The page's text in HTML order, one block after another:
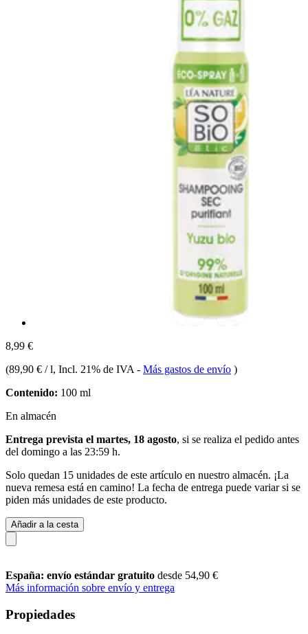
8,99 €
(89,90 € / l, Incl. 21% de IVA - Más gastos de envío )
Contenido: 100 ml
En almacén
Entrega prevista el martes, 18 agosto, si se realiza el pedido antes
del domingo a las 23:59 h.
Solo quedan 15 unidades de este artículo en nuestro almacén. ¡La
nueva remesa está en camino! La fecha de entrega puede variar si se
piden más unidades de este producto.
Añadir a la cesta
España: envío estándar gratuito desde 54,90 €
Más información sobre envío y entrega
Propiedades